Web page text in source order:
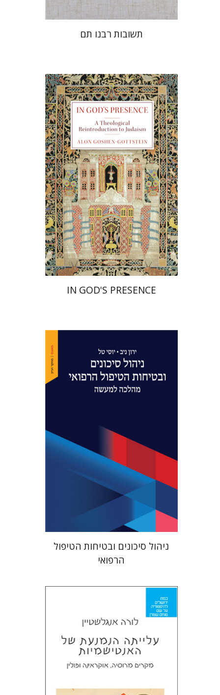
תשובות רבנו תם
אלון גושן-גוטשטיין
הנחת אתר ספר מודפס
$61
$55
IN GOD'S PRESENCE
ירון ניב יוסי טל
הנחת אתר ספר מודפס
$46
$41
ניהול סיכונים ובטיחות הטיפול
הרפואי
מירי אליאב-פלדון
דורון מגן